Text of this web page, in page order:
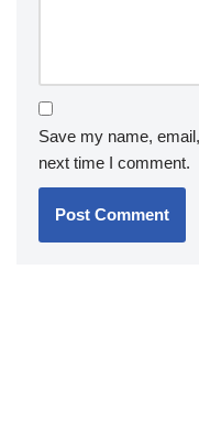
Save my name,
next time I comment.